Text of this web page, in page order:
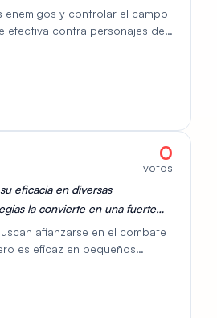
en JcJ.
y controlar el campo
efectiva contra personajes de
combinadas
0
votos
eficacia en diversas
la convierte en una fuerte
afianzarse en el combate
es eficaz en pequeños